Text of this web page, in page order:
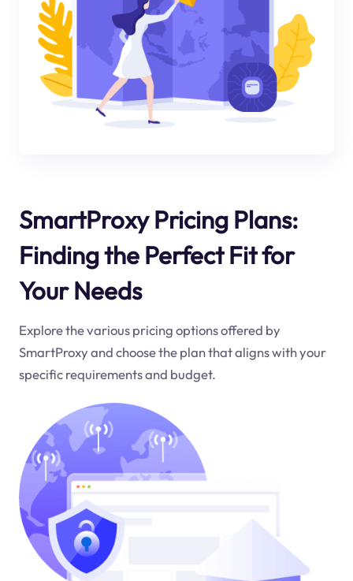
SmartProxy Pricing Plans:
Finding the Perfect Fit for
Your Needs
Explore the various pricing options offered by
SmartProxy and choose the plan that aligns with your
specific requirements and budget.